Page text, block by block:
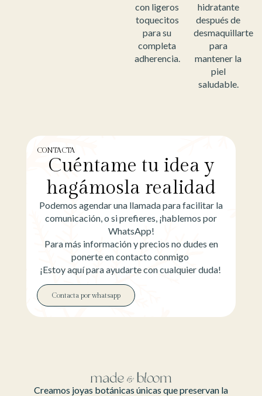
con ligeros
toquecitos
para su
completa
adherencia.
hidratante
después de
desmaquillarte
para
mantener la
piel
saludable.
CONTACTA
Cuéntame tu idea y
hagámosla realidad
Podemos agendar una llamada para facilitar la
comunicación, o si prefieres, ¡hablemos por
WhatsApp!
Para más información y precios no dudes en
ponerte en contacto conmigo
¡Estoy aquí para ayudarte con cualquier duda!
Contacta por whatsapp
Creamos joyas botánicas únicas que preservan la